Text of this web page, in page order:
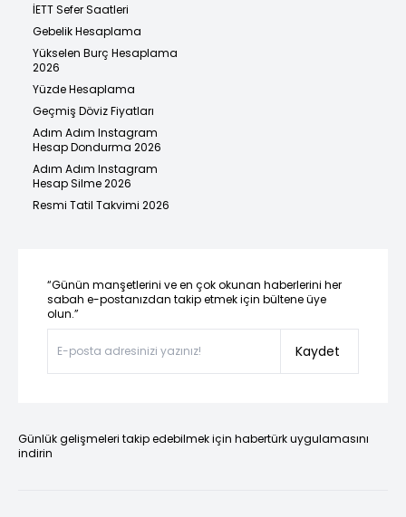
İETT Sefer Saatleri
Gebelik Hesaplama
Yükselen Burç Hesaplama
2026
Yüzde Hesaplama
Geçmiş Döviz Fiyatları
Adım Adım Instagram
Hesap Dondurma 2026
Adım Adım Instagram
Hesap Silme 2026
Resmi Tatil Takvimi 2026
“Günün manşetlerini ve en çok okunan haberlerini her
sabah e-postanızdan takip etmek için bültene üye
olun.”
Kaydet
Günlük gelişmeleri takip edebilmek için habertürk uygulamasını
indirin